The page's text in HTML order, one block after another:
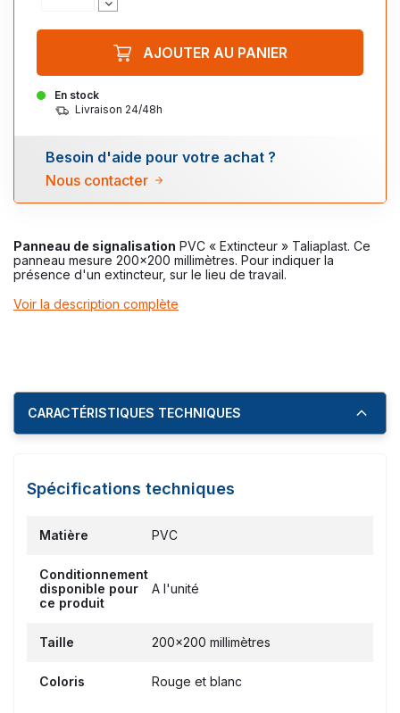
Panneau de signalisation PVC « Extincteur » Taliaplast. Ce
panneau mesure 200x200 millimètres. Pour indiquer la
présence d'un extincteur, sur le lieu de travail.
Voir la description complète
En stock
Livraison 24/48h
AJOUTER AU PANIER
Besoin d'aide pour votre achat ?
Nous contacter
CARACTÉRISTIQUES TECHNIQUES
Spécifications techniques
Matière PVC
Conditionnement
disponible pour
ce produit
A l'unité
Taille 200x200 millimètres
Coloris Rouge et blanc